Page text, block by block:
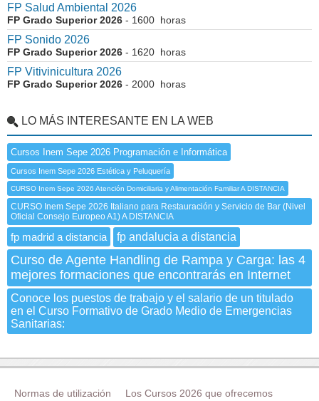
FP Salud Ambiental 2026
FP Grado Superior 2026 - 1600 horas
FP Sonido 2026
FP Grado Superior 2026 - 1620 horas
FP Vitivinicultura 2026
FP Grado Superior 2026 - 2000 horas
LO MÁS INTERESANTE EN LA WEB
Cursos Inem Sepe 2026 Programación e Informática
Cursos Inem Sepe 2026 Estética y Peluquería
CURSO Inem Sepe 2026 Atención Domiciliaria y Alimentación Familiar A DISTANCIA
CURSO Inem Sepe 2026 Italiano para Restauración y Servicio de Bar (Nivel
Oficial Consejo Europeo A1) A DISTANCIA
fp madrid a distancia fp andalucia a distancia
Curso de Agente Handling de Rampa y Carga: las 4
mejores formaciones que encontrarás en Internet
Conoce los puestos de trabajo y el salario de un titulado
en el Curso Formativo de Grado Medio de Emergencias
Sanitarias:
Normas de utilización
Los Cursos 2026 que ofrecemos